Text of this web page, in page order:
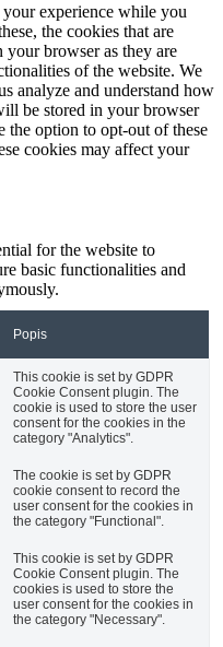
experience while you
the cookies that are
your browser as they are
of the website. We
analyze and understand how
be stored in your browser
the option to opt-out of these
cookies may affect your
for the website to
basic functionalities and
Popis
This cookie is set by GDPR
Cookie Consent plugin. The
cookie is used to store the user
consent for the cookies in the
category "Analytics".
The cookie is set by GDPR
cookie consent to record the
user consent for the cookies in
the category "Functional".
This cookie is set by GDPR
Cookie Consent plugin. The
cookies is used to store the
user consent for the cookies in
the category "Necessary".